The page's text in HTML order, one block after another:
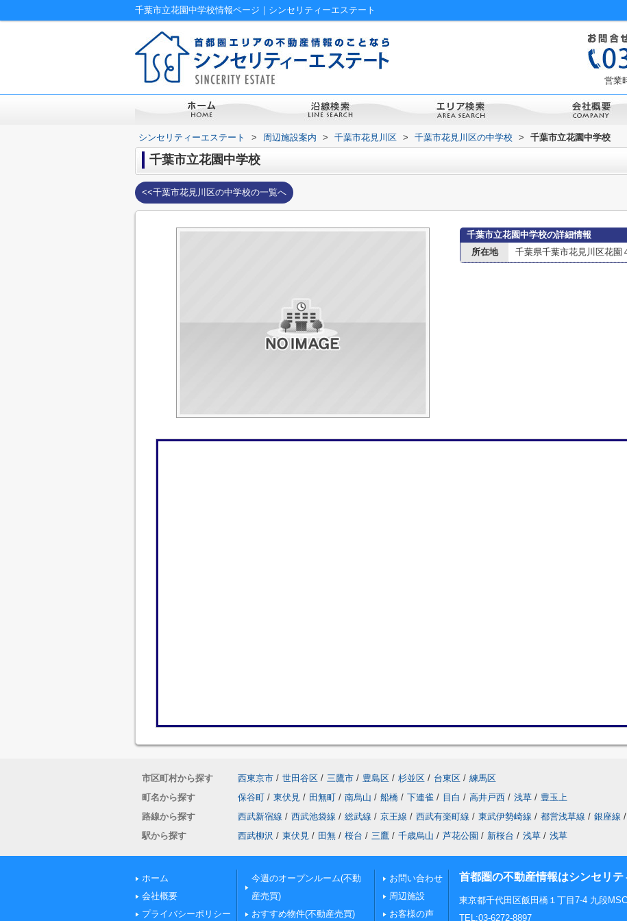
千葉市立花園中学校情報ページ｜シンセリティーエステート
営業
シンセリティーエステート > 周辺施設案内 > 千葉市花見川区 > 千葉市花見川区の中学校 > 千葉市立花園中学校
千葉市立花園中学校
<<千葉市花見川区の中学校の一覧へ
千葉市立花園中学校の詳細情報
所在地
千葉県千葉市花見川区花園
市区町村から探す 西東京市 / 世田谷区 / 三鷹市 / 豊島区 / 杉並区 / 台東区 / 練馬区
町名から探す
保谷町 / 東伏見 / 田無町 / 南烏山 / 船橋 / 下連雀 / 目白 / 高井戸西 / 浅草 / 豊玉上
路線から探す
西武新宿線 / 西武池袋線 / 総武線 / 京王線 / 西武有楽町線 / 東武伊勢崎線 / 都営浅草線 / 銀座線 /
駅から探す
西武柳沢 / 東伏見 / 田無 / 桜台 / 三鷹 / 千歳烏山 / 芦花公園 / 新桜台 / 浅草 / 浅草
ホーム
会社概要
プライバシーポリシー
今週のオープンルーム(不動
産売買)
おすすめ物件(不動産売買)
お問い合わせ
周辺施設
お客様の声
首都圏の不動産情報はシンセリテ
東京都千代田区飯田橋１丁目7-4 九段
TEL:03-6272-8897